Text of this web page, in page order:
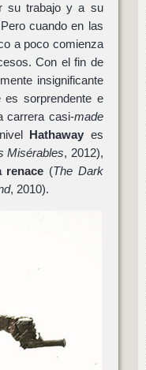
su trabajo y a su
cuando en las
a poco comienza
Con el fin de
insignificante
sorprendente e
carrera casi-made
Hathaway es
Misérables, 2012),
renace (The Dark
, 2010).